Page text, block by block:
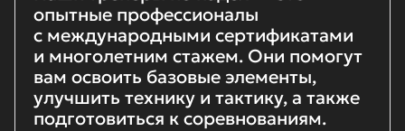
опытные профессионалы
с международными сертификатами
и многолетним стажем. Они помогут
вам освоить базовые элементы,
улучшить технику и тактику, а также
подготовиться к соревнованиям.